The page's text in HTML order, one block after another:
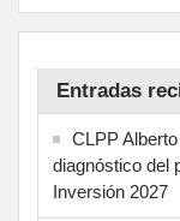
Entradas
CLPP
diagnóstico del
Inversión 2027